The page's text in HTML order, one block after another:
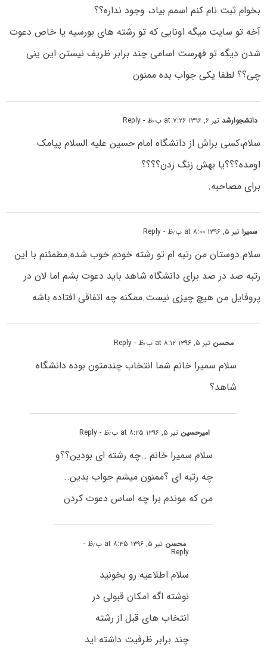
بخوام ثبت نام کنم اسمم بیاد، وجود نداره؟؟
آخه تو سایت میگه اونایی که تو رشته های بورسیه یا خاص دعوت
شدن دیگه تو فهرست اسامی چند برابر ظریف نیستن این ینی
چی؟؟ لطفا یکی جواب بده ممنون
دانشجوارشدتیر ۶, ۱۳۹۶ at ۷:۲۶ ب٫ظ - Reply
سلام،کسی براش از دانشگاه امام حسین علیه السلام پیامک
اومده؟؟؟یا بهش زنگ زدن؟؟؟؟
برای مصاحبه.
سمیراتیر ۵, ۱۳۹۶ at ۸:۰۰ ب٫ظ - Reply
سلام.دوستان من رتبه ام تو رشته خودم خوب شده.مطمئنم با این
رتبه صد در صد برای دانشگاه شاهد باید دعوت بشم اما لان در
پروفایل من هیچ چیزی نیست.ممکنه چه اتفاقی افتاده باشه
محسن تیر ۵, ۱۳۹۶ at ۸:۱۲ ب٫ظ - Reply
سلام سمیرا خانم شما انتخاب چندمتون بوده دانشگاه
شاهد؟
امیرحسین تیر ۵, ۱۳۹۶ at ۸:۲۵ ب٫ظ - Reply
سلام سمیرا خانم ..چه رشته ای بودین؟؟و
چه رتبه ای ؟ممنون میشم جواب بدین..
من که موندم برا چه اساس دعوت کردن
محسن تیر ۵, ۱۳۹۶ at ۸:۳۵ ب٫ظ -
Reply
سلام اطلاعیه رو بخونید
نوشته اگه امکان قبولی در
انتخاب های قبل از رشته
چند برابر ظرفیت داشته اید